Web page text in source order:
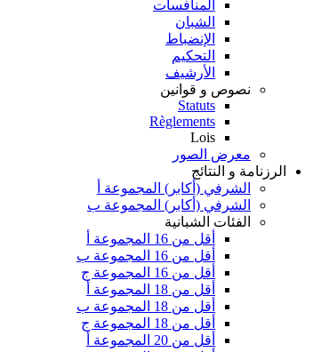
المنافسات
الشبان
الإنضباط
التحكيم
الأرشيف
نصوص و قوانين
Statuts
Règlements
Lois
معرض الصور
الرزنامة و النتائج
الشرفي (أكابر) المجموعة أ
الشرفي (أكابر) المجموعة ب
الفئات الشبانية
أقل من 16 المجموعة أ
أقل من 16 المجموعة ب
أقل من 16 المجموعة ج
أقل من 18 المجموعة أ
أقل من 18 المجموعة ب
أقل من 18 المجموعة ج
أقل من 20 المجموعة أ